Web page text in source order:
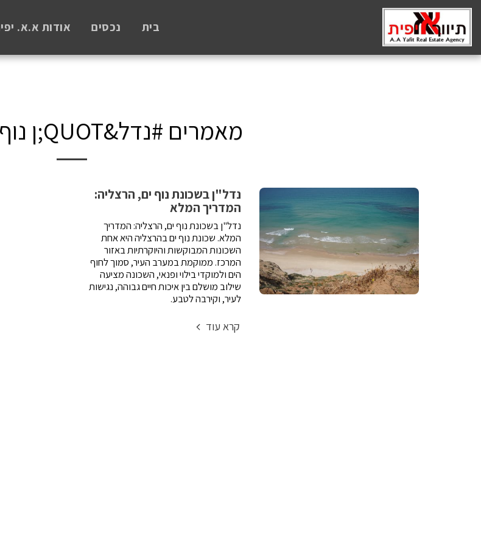
בית נכסים אודות א.א.
מאמרים #נדל&QUOT;ן נוף ים הרצליה
נדל"ן בשכונת נוף ים, הרצליה:
המדריך המלא
נדל"ן בשכונת נוף ים, הרצליה: המדריך
המלא. שכונת נוף ים בהרצליה היא אחת
השכונות המבוקשות והיוקרתיות באזור
המרכז. ממוקמת במערב העיר, סמוך לחוף
הים ולמוקדי בילוי ופנאי, השכונה מציעה
שילוב מושלם בין איכות חיים גבוהה, נגישות
לעיר, וקירבה לטבע.
קרא עוד